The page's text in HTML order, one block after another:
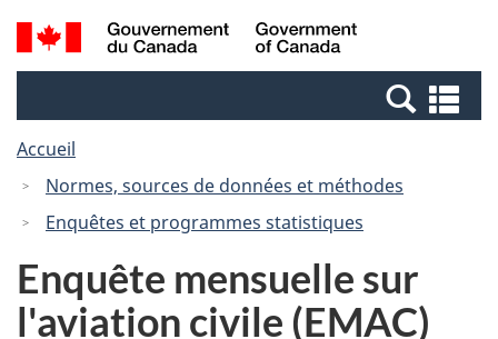
Passer
au
Passer
à
Canada
Recherche
et
et
Accueil
Normes, sources de données et méthodes
Enquêtes et programmes statistiques
Enquête mensuelle sur
l'aviation civile (EMAC)